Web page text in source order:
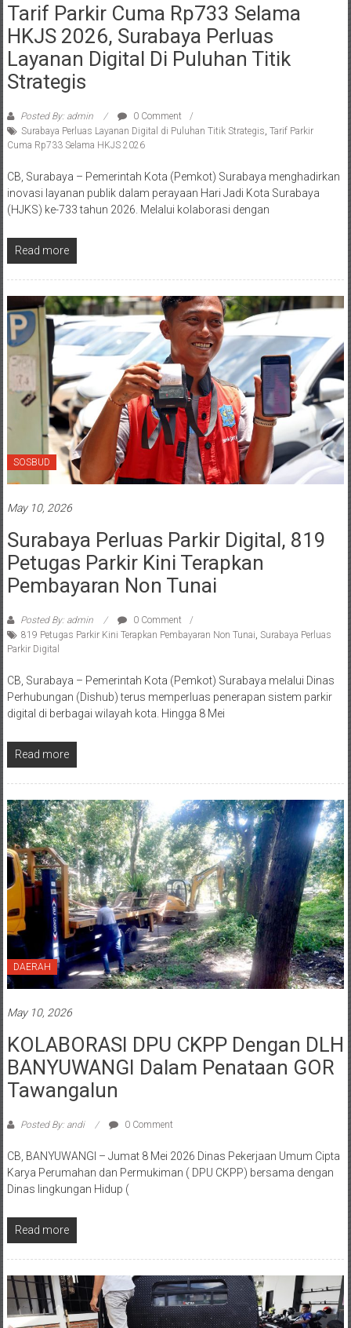
Tarif Parkir Cuma Rp733 Selama
HKJS 2026, Surabaya Perluas
Layanan Digital Di Puluhan Titik
Strategis
Posted By: admin
0 Comment
Surabaya Perluas Layanan Digital di Puluhan Titik Strategis Tarif Parkir
Cuma Rp733 Selama HKJS 2026
CB, Surabaya – Pemerintah Kota (Pemkot) Surabaya menghadirkan
inovasi layanan publik dalam perayaan Hari Jadi Kota Surabaya
(HJKS) ke-733 tahun 2026. Melalui kolaborasi dengan
Read more
SOSBUD
May 10, 2026
Surabaya Perluas Parkir Digital, 819
Petugas Parkir Kini Terapkan
Pembayaran Non Tunai
Posted By: admin
0 Comment
819 Petugas Parkir Kini Terapkan Pembayaran Non Tunai, Surabaya Perluas
Parkir Digital
CB, Surabaya – Pemerintah Kota (Pemkot) Surabaya melalui Dinas
Perhubungan (Dishub) terus memperluas penerapan sistem parkir
digital di berbagai wilayah kota. Hingga 8 Mei
Read more
DAERAH
May 10, 2026
KOLABORASI DPU CKPP Dengan DLH
BANYUWANGI Dalam Penataan GOR
Tawangalun
Posted By: andi 0 Comment
CB, BANYUWANGI – Jumat 8 Mei 2026 Dinas Pekerjaan Umum Cipta
Karya Perumahan dan Permukiman ( DPU CKPP) bersama dengan
Dinas lingkungan Hidup (
Read more